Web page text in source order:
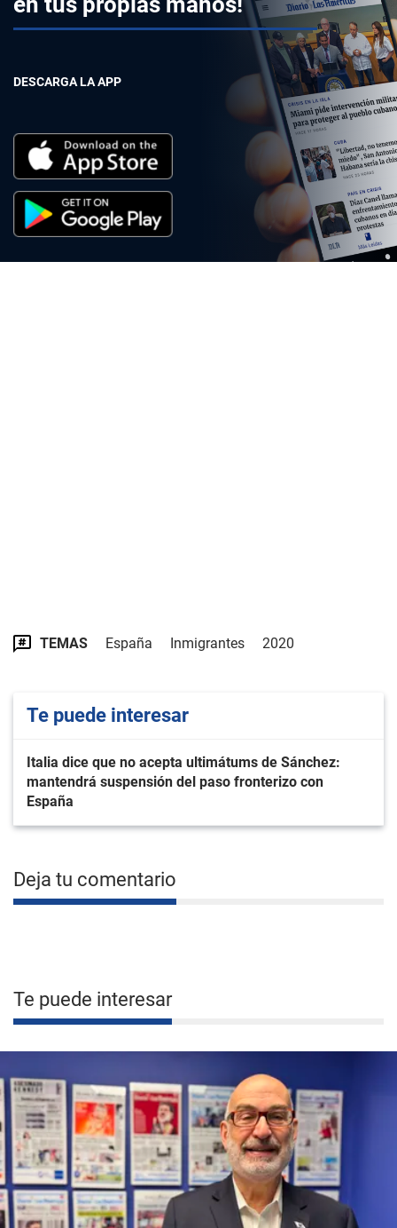
DESCARGA LA APP
TEMAS España Inmigrantes 2020
Te puede interesar
Italia dice que no acepta ultimátums de Sánchez:
mantendrá suspensión del paso fronterizo con
España
Deja tu comentario
Te puede interesar